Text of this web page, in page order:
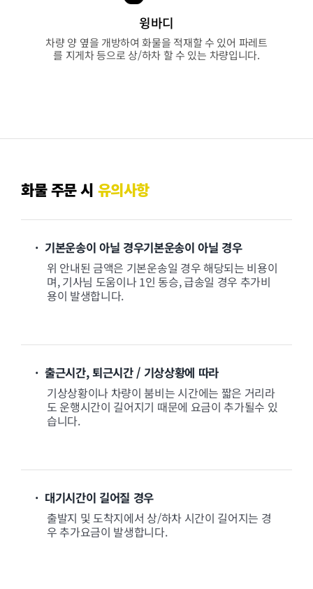
윙바디
차량 양 옆을 개방하여 화물을 적재할 수 있어 파레트
를 지게차 등으로 상/하차 할 수 있는 차량입니다.
화물 주문 시 유의사항
· 기본운송이 아닐 경우기본운송이 아닐 경우
위 안내된 금액은 기본운송일 경우 해당되는 비용이
며, 기사님 도움이나 1인 동승, 급송일 경우 추가비
용이 발생합니다.
· 출근시간, 퇴근시간 / 기상상황에 따라
기상상황이나 차량이 붐비는 시간에는 짧은 거리라
도 운행시간이 길어지기 때문에 요금이 추가될수 있
습니다.
· 대기시간이 길어질 경우
출발지 및 도착지에서 상/하차 시간이 길어지는 경
우 추가요금이 발생합니다.